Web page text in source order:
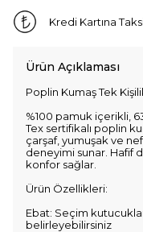
Kredi Kartına
Ürün Açıklaması
Poplin Kumaş Tek
%100 pamuk içerikli,
Tex sertifikalı poplin
çarşaf, yumuşak ve
deneyimi sunar. Hafif
konfor sağlar.
Ürün Özellikleri:
Ebat: Seçim
belirleyebilirsiniz